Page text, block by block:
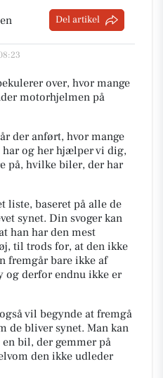
Del artikel
over, hvor mange
motorhjelmen på
der anført, hvor mange
og her hjælper vi dig,
på, hvilke biler, der har
liste, baseret på alle de
synet. Din svoger kan
han har den mest
til trods for, at den ikke
fremgår bare ikke af
og derfor endnu ikke er
vil begynde at fremgå
de bliver synet. Man kan
bil, der gemmer på
den ikke udleder